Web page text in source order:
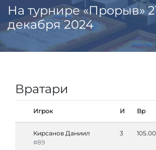
На турнире «Прорыв»
декабря 2024
Вратари
Игрок И Вр
Кирсанов Даниил
#89
3 105.00